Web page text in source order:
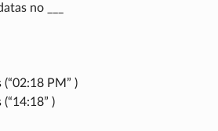
no ___
PM” )
)